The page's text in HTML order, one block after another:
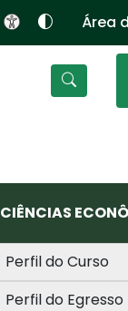
Área
CIÊNCIAS
Perfil do Curso
Perfil do Egresso